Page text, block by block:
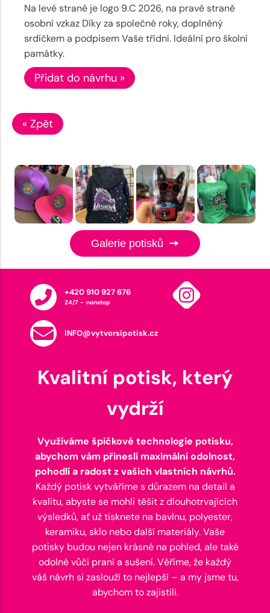
Na levé straně je logo 9.C 2026, na pravé straně
osobní vzkaz Díky za společné roky, doplněný
srdíčkem a podpisem Vaše třídní. Ideální pro školní
památky.
Přidat do návrhu »
« Zpět
Galerie potisků
+420 910 927 676
24/7 - nonstop
INFO@vytvorsipotisk.cz
Kvalitní potisk, který
vydrží
Využíváme špičkové technologie potisku,
abychom vám přinesli maximální odolnost,
pohodlí a radost z vašich vlastních návrhů.
Každý potisk vytváříme s důrazem na detail a
kvalitu, abyste se mohli těšit z dlouhotrvajících
výsledků, ať už tisknete na bavlnu, polyester,
keramiku, sklo nebo další materiály. Vaše
potisky budou nejen krásné na pohled, ale také
odolné vůči praní a sušení. Věříme, že každý
váš návrh si zaslouží to nejlepší – a my jsme tu,
abychom to zajistili.